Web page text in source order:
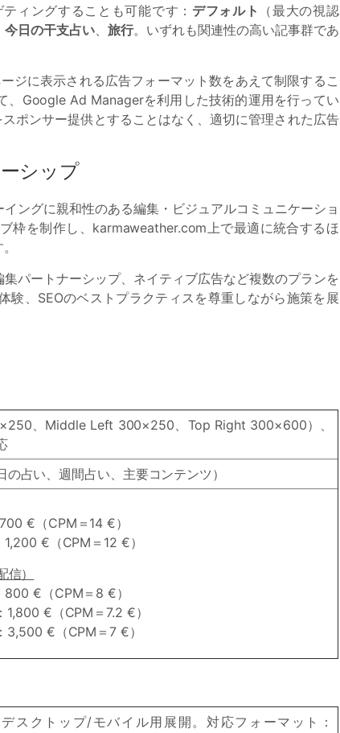
ィングすることも可能です： デフォルト
（最大の視認
今日の干支占い、旅行。いずれも関連性の高い記事群であ
ジに表示される広告フォーマット数をあえて制限するこ
、Google Ad Managerを利用した技術的運用を行ってい
ポンサー提供とすることはなく、適切に管理された広告
シップ
ングに親和性のある編集・ビジュアルコミュニケーショ
枠を制作し、karmaweather.com上で最適に統合するほ
パートナーシップ、ネイティブ広告など複数のプランを
験、SEOのベストプラクティスを尊重しながら施策を展
、Middle Left 300×250、Top Right 300×600）、
占い、週間占い、主要コンテンツ）
€（CPM＝14 €）
€（CPM＝12 €）
）
€（CPM＝8 €）
€（CPM＝7.2 €）
€（CPM＝7 €）
スクトップ/モバイル用展開。対応フォーマット：